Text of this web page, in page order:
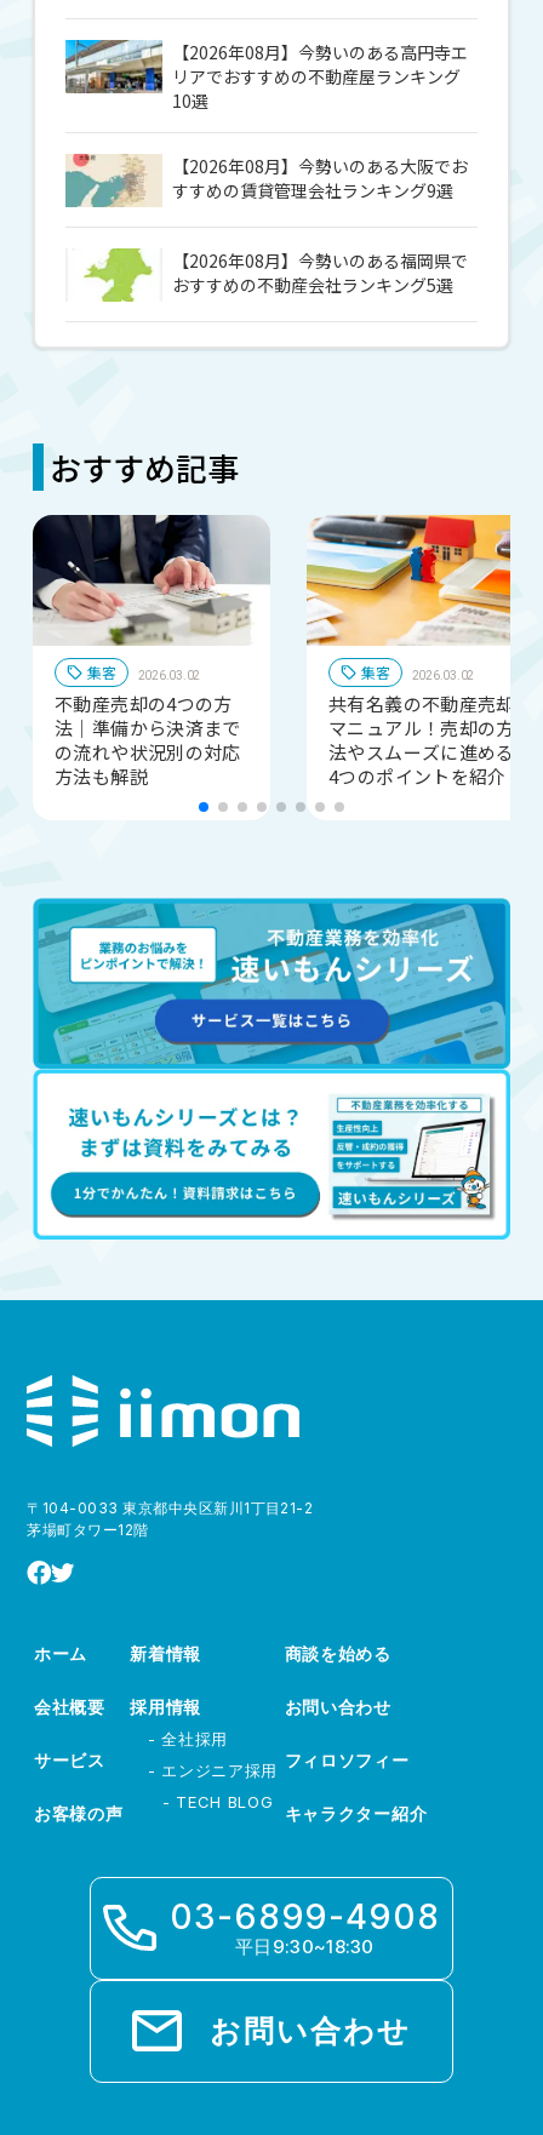
【2026年08月】今勢いのある高円寺エ
リアでおすすめの不動産屋ランキング
10選
【2026年08月】今勢いのある大阪でお
すすめの賃貸管理会社ランキング9選
【2026年08月】今勢いのある福岡県で
おすすめの不動産会社ランキング5選
おすすめ記事
集客 2026.03.02
不動産売却の4つの方
法｜準備から決済まで
の流れや状況別の対応
方法も解説
集客 2026.03.02
共有名義の不動産売却
マニュアル！売却の方
法やスムーズに進める
4つのポイントを紹介
〒104-0033 東京都中央区新川1丁目21-2
茅場町タワー12階
ホーム
会社概要
サービス
お客様の声
新着情報
採用情報
- 全社採用
- エンジニア採用
- TECH BLOG
商談を始める
お問い合わせ
フィロソフィー
キャラクター紹介
03-6899-4908
平日9:30~18:30
お問い合わせ